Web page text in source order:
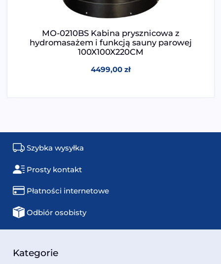
MO-0210BS Kabina prysznicowa z
hydromasażem i funkcją sauny parowej
100X100X220CM
4499,00 zł
Szybka wysyłka
Prosty kontakt
Płatności internetowe
Odbiór osobisty
Kategorie